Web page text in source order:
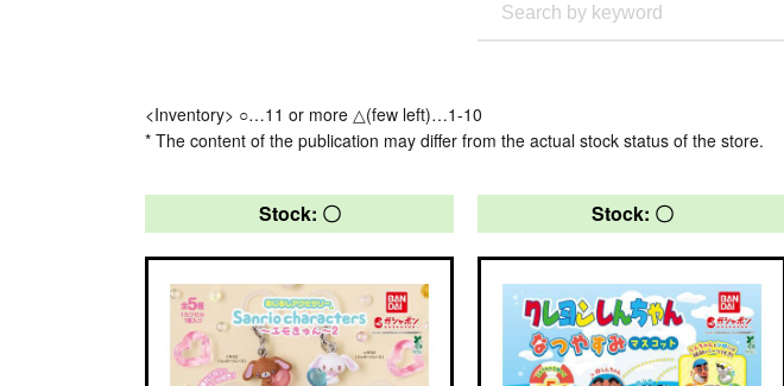
<Inventory> ○…11 or more △(few left)…1-10
* The content of the publication may differ from the actual stock status of the store.
Stock: 〇 Stock: 〇